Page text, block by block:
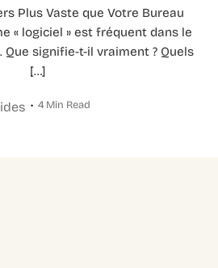
Plus Vaste que Votre Bureau
« logiciel » est fréquent dans le
signifie-t-il vraiment ? Quels
[…]
4 Min Read